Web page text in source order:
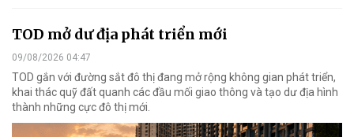
TOD mở dư địa phát triển mới
09/08/2026 04:47
TOD gắn với đường sắt đô thị đang mở rộng không gian phát triển,
khai thác quỹ đất quanh các đầu mối giao thông và tạo dư địa hình
thành những cực đô thị mới.